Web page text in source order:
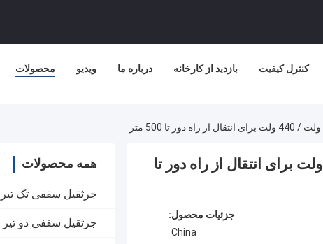
محصولات ویدیو درباره ما بازدید از کارخانه کنترل کیفیت
همه محصولات
جرثقیل سقفی تک تیر
جرثقیل سقفی دو تیر
چرخ دستی انتقال الکتریکی ولتاژ بالا 220 ولت / 380 ولت / 440 ولت برای انتقال از راه دور تا
جزئیات محصول:
China